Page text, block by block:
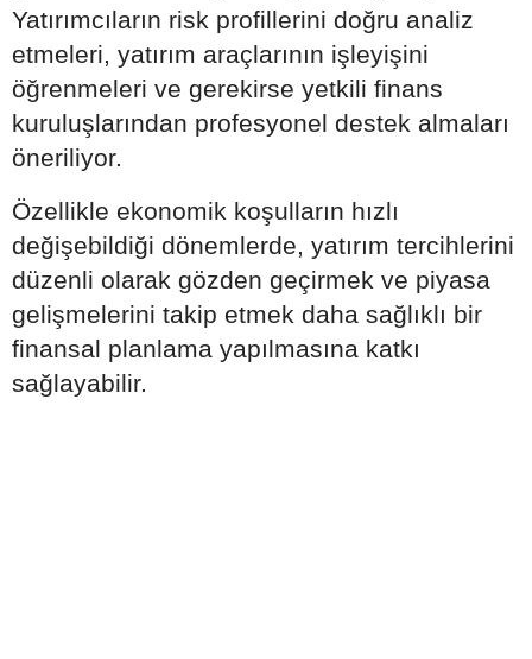
Yatırımcıların risk profillerini doğru analiz
etmeleri, yatırım araçlarının işleyişini
öğrenmeleri ve gerekirse yetkili finans
kuruluşlarından profesyonel destek almaları
öneriliyor.
Özellikle ekonomik koşulların hızlı
değişebildiği dönemlerde, yatırım tercihlerini
düzenli olarak gözden geçirmek ve piyasa
gelişmelerini takip etmek daha sağlıklı bir
finansal planlama yapılmasına katkı
sağlayabilir.